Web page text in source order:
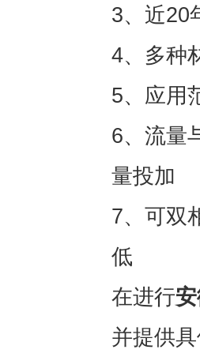
3、近20
4、多种
5、应用
6、流量
量投加
7、可双
低
在进行
并提供